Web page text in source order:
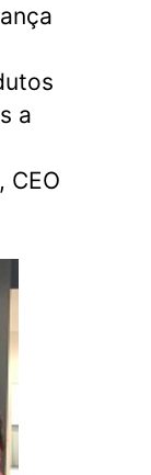
a
CEO